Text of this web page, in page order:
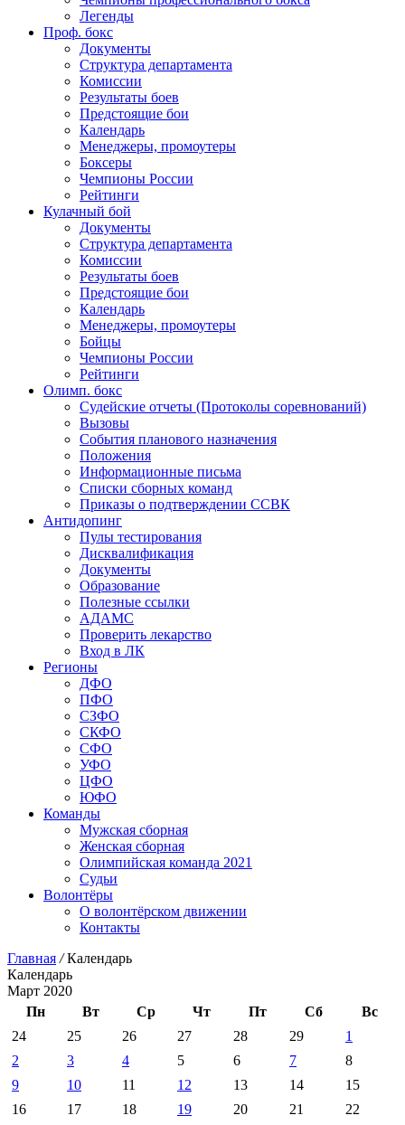
Легенды
Проф. бокс
Документы
Структура департамента
Комиссии
Результаты боев
Предстоящие бои
Календарь
Менеджеры, промоутеры
Боксеры
Чемпионы России
Рейтинги
Кулачный бой
Документы
Структура департамента
Комиссии
Результаты боев
Предстоящие бои
Календарь
Менеджеры, промоутеры
Бойцы
Чемпионы России
Рейтинги
Олимп. бокс
Судейские отчеты (Протоколы соревнований)
Вызовы
События планового назначения
Положения
Информационные письма
Списки сборных команд
Приказы о подтверждении ССВК
Антидопинг
Пулы тестирования
Дисквалификация
Документы
Образование
Полезные ссылки
АДАМС
Проверить лекарство
Вход в ЛК
Регионы
ДФО
ПФО
СЗФО
СКФО
СФО
УФО
ЦФО
ЮФО
Команды
Мужская сборная
Женская сборная
Олимпийская команда 2021
Судьи
Волонтёры
О волонтёрском движении
Контакты
Главная /Календарь
Календарь
Март 2020
Пн
Вт Ср Чт Пт Сб
Вс
24
25 26 27 28 29
1
2
3 4 5 6 7
8
9
10 11 12 13 14
15
16
17 18 19 20 21
22